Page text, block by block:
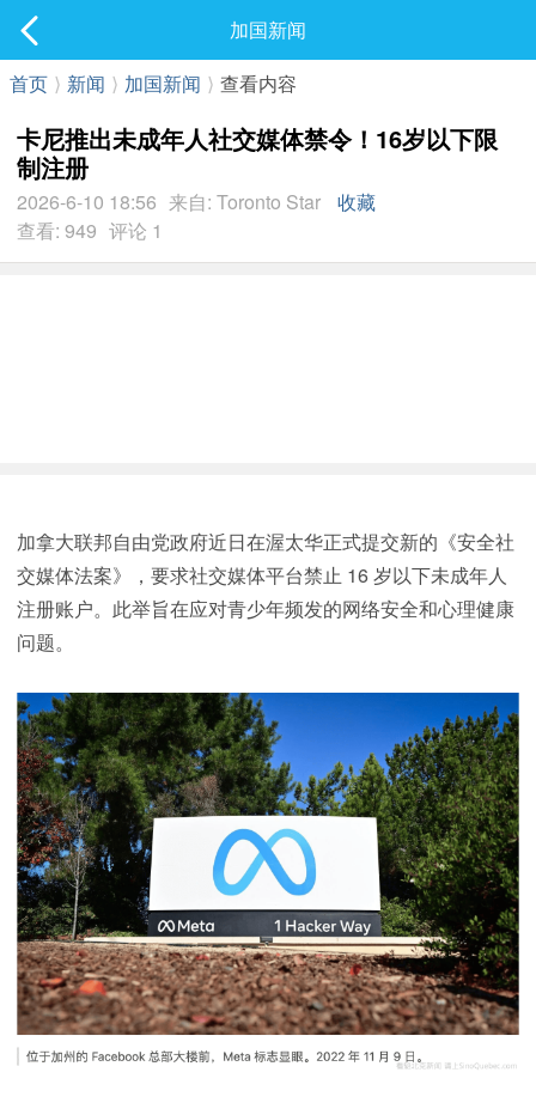
最新发表
加国新闻
首页 ⟩ 新闻 ⟩ 加国新闻 ⟩ 查看内容
卡尼推出未成年人社交媒体禁令！16岁以下限
制注册
2026-6-10 18:56 来自: Toronto Star
收藏
查看: 949 评论 1
加拿大联邦自由党政府近日在渥太华正式提交新的《安全社
交媒体法案》，要求社交媒体平台禁止 16 岁以下未成年人
注册账户。此举旨在应对青少年频发的网络安全和心理健康
问题。